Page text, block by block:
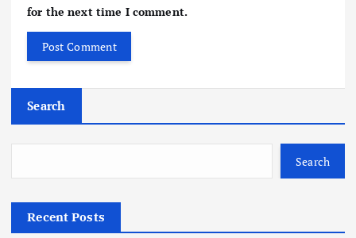
for the next time I comment.
Search
Search
Recent Posts